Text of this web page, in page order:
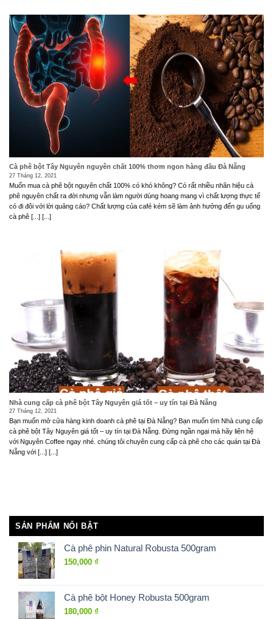
Cà phê bột Tây Nguyên nguyên chất 100% thơm ngon hàng đầu Đà Nẵng
27 Tháng 12, 2021
Muốn mua cà phê bột nguyên chất 100% có khó không? Có rất nhiều nhãn hiệu cà
phê nguyên chất ra đời nhưng vẫn làm người dùng hoang mang vì chất lượng thực tế
có đi đôi với lời quảng cáo? Chất lượng của café kém sẽ làm ảnh hưởng đến gu uống
cà phê [...] [...]
Nhà cung cấp cà phê bột Tây Nguyên giá tốt – uy tín tại Đà Nẵng
27 Tháng 12, 2021
Bạn muốn mở cửa hàng kinh doanh cà phê tại Đà Nẵng? Bạn muốn tìm Nhà cung cấp
cà phê bột Tây Nguyên giá tốt – uy tín tại Đà Nẵng. Đừng ngần ngại mà hãy liên hệ
với Nguyên Coffee ngay nhé. chúng tôi chuyên cung cấp cà phê cho các quán tại Đà
Nẵng với [...] [...]
SẢN PHẨM NỔI BẬT
Cà phê phin Natural Robusta 500gram
150,000 ₫
Cà phê bột Honey Robusta 500gram
180,000 ₫